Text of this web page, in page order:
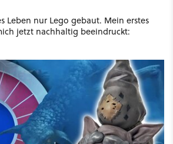
Leben nur Lego gebaut. Mein erstes
jetzt nachhaltig beeindruckt: